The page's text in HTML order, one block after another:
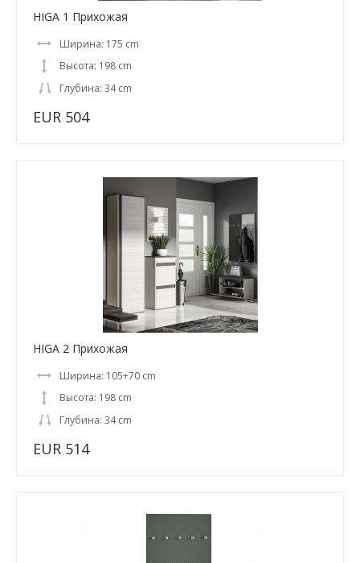
HIGA 1 Прихожая
Ширина: 175 cm
Высота: 198 cm
Глубина: 34 cm
EUR 504
HIGA 2 Прихожая
Ширина: 105+70 cm
Высота: 198 cm
Глубина: 34 cm
EUR 514